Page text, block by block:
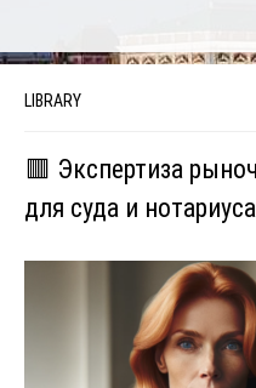
LIBRARY
🟥 Экспертиза
для суда и нотариуса